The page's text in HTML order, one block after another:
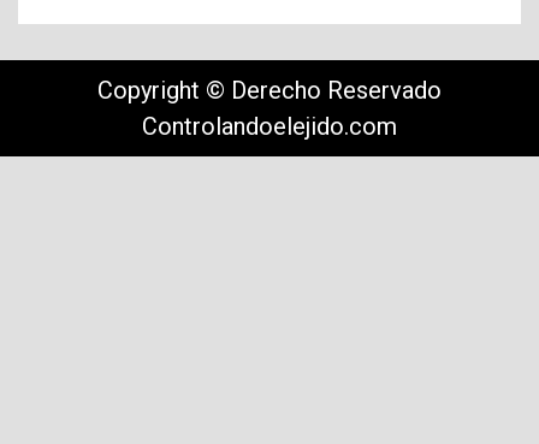
Copyright © Derecho Reservado
Controlandoelejido.com